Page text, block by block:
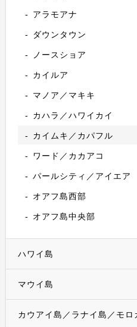
アラモアナ
ダウンタウン
ノースショア
カイルア
マノア／マキキ
カハラ／ハワイカイ
カイムキ／カパフル
ワード／カカアコ
パールシティ／アイエア
オアフ島西部
オアフ島中央部
ハワイ島
マウイ島
カウアイ島／ラナイ島／モロ